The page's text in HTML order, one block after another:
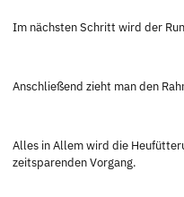
Im nächsten Schritt wird der
Anschließend zieht man den
Alles in Allem wird die
zeitsparenden Vorgang.